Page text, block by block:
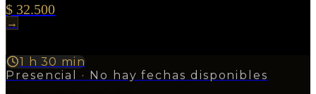
$ 32.500
→
1 h 30 min
Presencial
· No hay fechas disponibles